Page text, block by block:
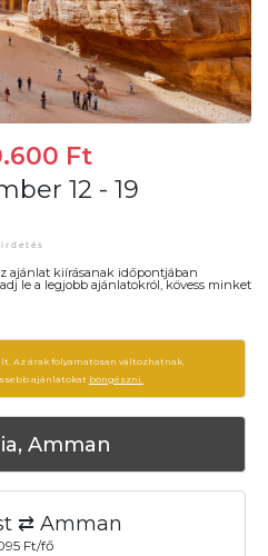
Ft
12 - 19
ajánlat kiírásanak időpontjában
le a legjobb ajánlatokról, kövess minket
Az árak folyamatosan változhatnak,
ajánlatokat böngészni.
Amman
⇄ Amman
Ft/fő